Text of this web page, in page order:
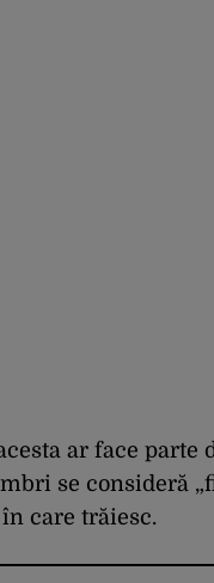
ar face
se consideră
care trăiesc.